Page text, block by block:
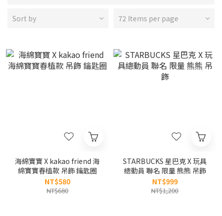
Sort by 72 Items per page
海綿寶寶 X kakao friend 海
綿寶寶春植款 吊飾 鑰匙圈
NT$580
NT$680
STARBUCKS 星巴克 X 玩具
總動員 聯名 限量 熊熊 吊飾
NT$999
NT$1,200